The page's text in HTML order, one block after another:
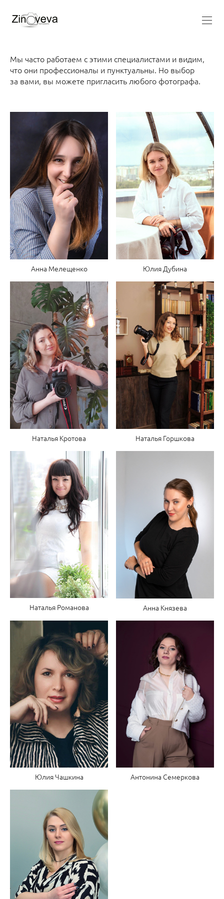
Мы часто работаем с этими специалистами и видим,
что они профессионалы и пунктуальны. Но выбор
за вами, вы можете пригласить любого фотографа.
Анна Мелещенко Юлия Дубина
Наталья Кротова Наталья Горшкова
Наталья Романова Анна Князева
Юлия Чашкина Антонина Семеркова